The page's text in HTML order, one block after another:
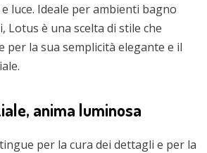
luce. Ideale per ambienti bagno
Lotus è una scelta di stile che
per la sua semplicità elegante e il
anima luminosa
per la cura dei dettagli e per la